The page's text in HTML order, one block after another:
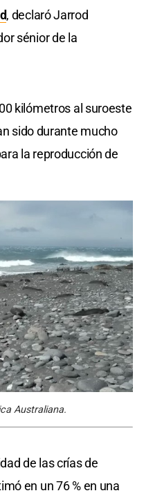
, declaró Jarrod
sénior de la
kilómetros al suroeste
sido durante mucho
la reproducción de
Australiana.
de las crías de
en un 76 % en una